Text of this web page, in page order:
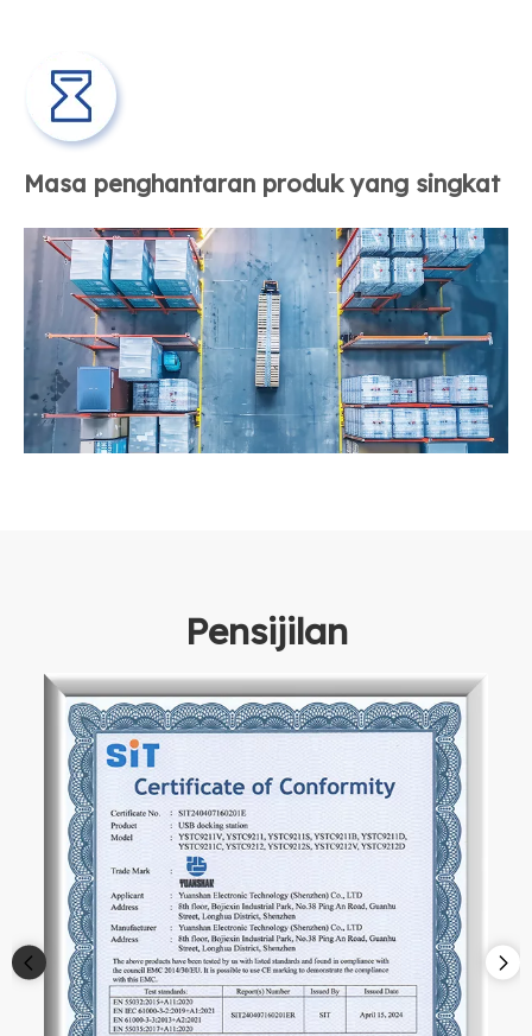
Masa penghantaran produk yang singkat
Pensijilan